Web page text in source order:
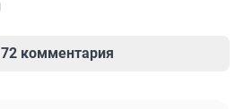
72 комментария